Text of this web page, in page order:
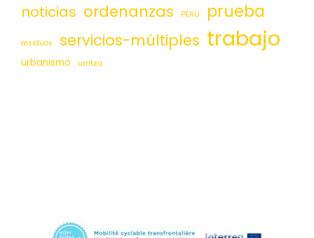
noticias ordenanzas PEAU prueba
residuos servicios-múltiples trabajo
urbanismo urritza